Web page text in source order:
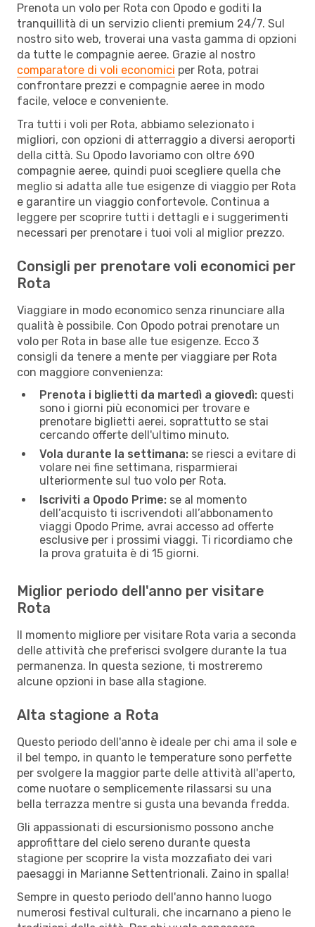
Prenota un volo per Rota con Opodo e goditi la
tranquillità di un servizio clienti premium 24/7. Sul
nostro sito web, troverai una vasta gamma di opzioni
da tutte le compagnie aeree. Grazie al nostro
comparatore di voli economici per Rota, potrai
confrontare prezzi e compagnie aeree in modo
facile, veloce e conveniente.
Tra tutti i voli per Rota, abbiamo selezionato i
migliori, con opzioni di atterraggio a diversi aeroporti
della città. Su Opodo lavoriamo con oltre 690
compagnie aeree, quindi puoi scegliere quella che
meglio si adatta alle tue esigenze di viaggio per Rota
e garantire un viaggio confortevole. Continua a
leggere per scoprire tutti i dettagli e i suggerimenti
necessari per prenotare i tuoi voli al miglior prezzo.
Consigli per prenotare voli economici per
Rota
Viaggiare in modo economico senza rinunciare alla
qualità è possibile. Con Opodo potrai prenotare un
volo per Rota in base alle tue esigenze. Ecco 3
consigli da tenere a mente per viaggiare per Rota
con maggiore convenienza:
Prenota i biglietti da martedì a giovedì: questi
sono i giorni più economici per trovare e
prenotare biglietti aerei, soprattutto se stai
cercando offerte dell'ultimo minuto.
Vola durante la settimana: se riesci a evitare di
volare nei fine settimana, risparmierai
ulteriormente sul tuo volo per Rota.
Iscriviti a Opodo Prime: se al momento
dell’acquisto ti iscrivendoti all’abbonamento
viaggi Opodo Prime, avrai accesso ad offerte
esclusive per i prossimi viaggi. Ti ricordiamo che
la prova gratuita è di 15 giorni.
Miglior periodo dell'anno per visitare
Rota
Il momento migliore per visitare Rota varia a seconda
delle attività che preferisci svolgere durante la tua
permanenza. In questa sezione, ti mostreremo
alcune opzioni in base alla stagione.
Alta stagione a Rota
Questo periodo dell'anno è ideale per chi ama il sole e
il bel tempo, in quanto le temperature sono perfette
per svolgere la maggior parte delle attività all'aperto,
come nuotare o semplicemente rilassarsi su una
bella terrazza mentre si gusta una bevanda fredda.
Gli appassionati di escursionismo possono anche
approfittare del cielo sereno durante questa
stagione per scoprire la vista mozzafiato dei vari
paesaggi in Marianne Settentrionali. Zaino in spalla!
Sempre in questo periodo dell'anno hanno luogo
numerosi festival culturali, che incarnano a pieno le